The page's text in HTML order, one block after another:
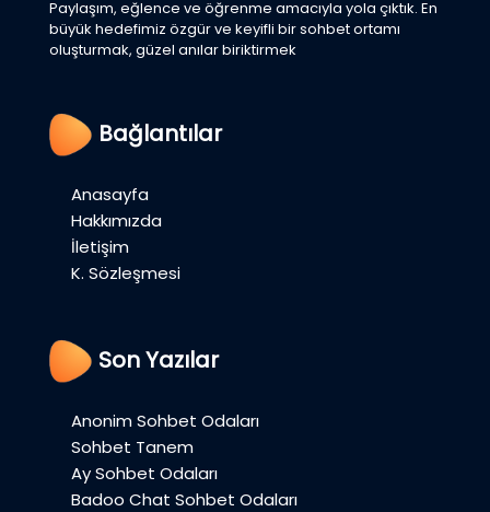
Paylaşım, eğlence ve öğrenme amacıyla yola çıktık. En
büyük hedefimiz özgür ve keyifli bir sohbet ortamı
oluşturmak, güzel anılar biriktirmek
Bağlantılar
Anasayfa
Hakkımızda
İletişim
K. Sözleşmesi
Son Yazılar
Anonim Sohbet Odaları
Sohbet Tanem
Ay Sohbet Odaları
Badoo Chat Sohbet Odaları